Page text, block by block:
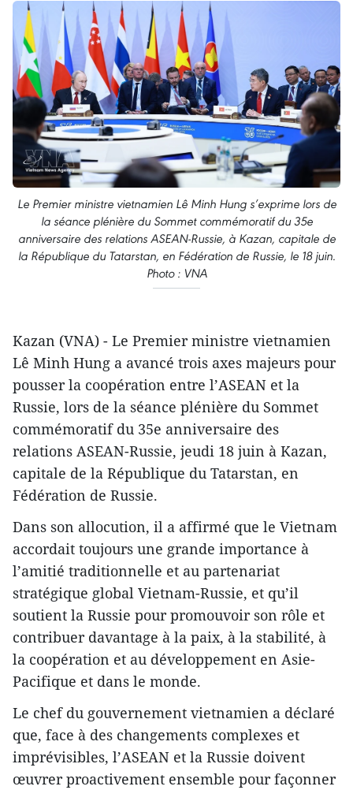
Le Premier ministre vietnamien Lê Minh Hung s’exprime lors de
la séance plénière du Sommet commémoratif du 35e
anniversaire des relations ASEAN-Russie, à Kazan, capitale de
la République du Tatarstan, en Fédération de Russie, le 18 juin.
Photo : VNA
Kazan (VNA) - Le Premier ministre vietnamien
Lê Minh Hung a avancé trois axes majeurs pour
pousser la coopération entre l’ASEAN et la
Russie, lors de la séance plénière du Sommet
commémoratif du 35e anniversaire des
relations ASEAN-Russie, jeudi 18 juin à Kazan,
capitale de la République du Tatarstan, en
Fédération de Russie.
Dans son allocution, il a affirmé que le Vietnam
accordait toujours une grande importance à
l’amitié traditionnelle et au partenariat
stratégique global Vietnam-Russie, et qu’il
soutient la Russie pour promouvoir son rôle et
contribuer davantage à la paix, à la stabilité, à
la coopération et au développement en Asie-
Pacifique et dans le monde.
Le chef du gouvernement vietnamien a déclaré
que, face à des changements complexes et
imprévisibles, l’ASEAN et la Russie doivent
œuvrer proactivement ensemble pour façonner